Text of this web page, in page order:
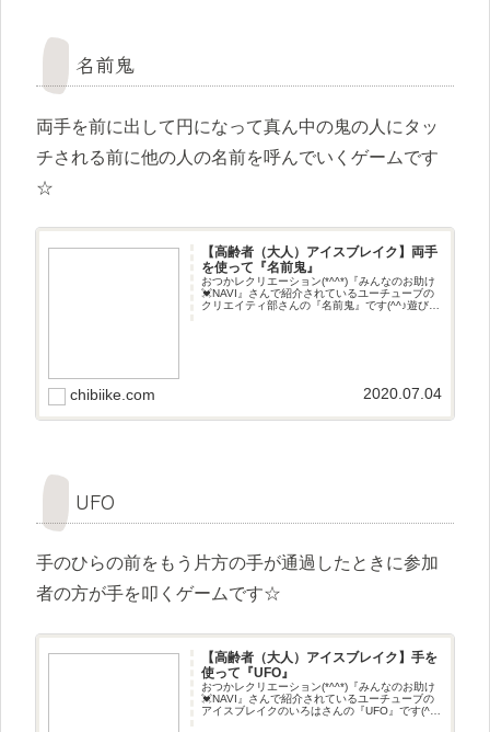
名前鬼
両手を前に出して円になって真ん中の鬼の人にタッ
チされる前に他の人の名前を呼んでいくゲームです
☆
【高齢者（大人）アイスブレイク】両手
を使って『名前鬼』
おつかレクリエーション(*^^*)『みんなのお助け
💓NAVI』さんで紹介されているユーチューブの
クリエイティ部さんの『名前鬼』です(^^♪遊び方
chibiike.com 2020.07.04
UFO
手のひらの前をもう片方の手が通過したときに参加
者の方が手を叩くゲームです☆
【高齢者（大人）アイスブレイク】手を
使って『UFO』
おつかレクリエーション(*^^*)『みんなのお助け
💓NAVI』さんで紹介されているユーチューブの
アイスブレイクのいろはさんの『UFO』です(^^♪